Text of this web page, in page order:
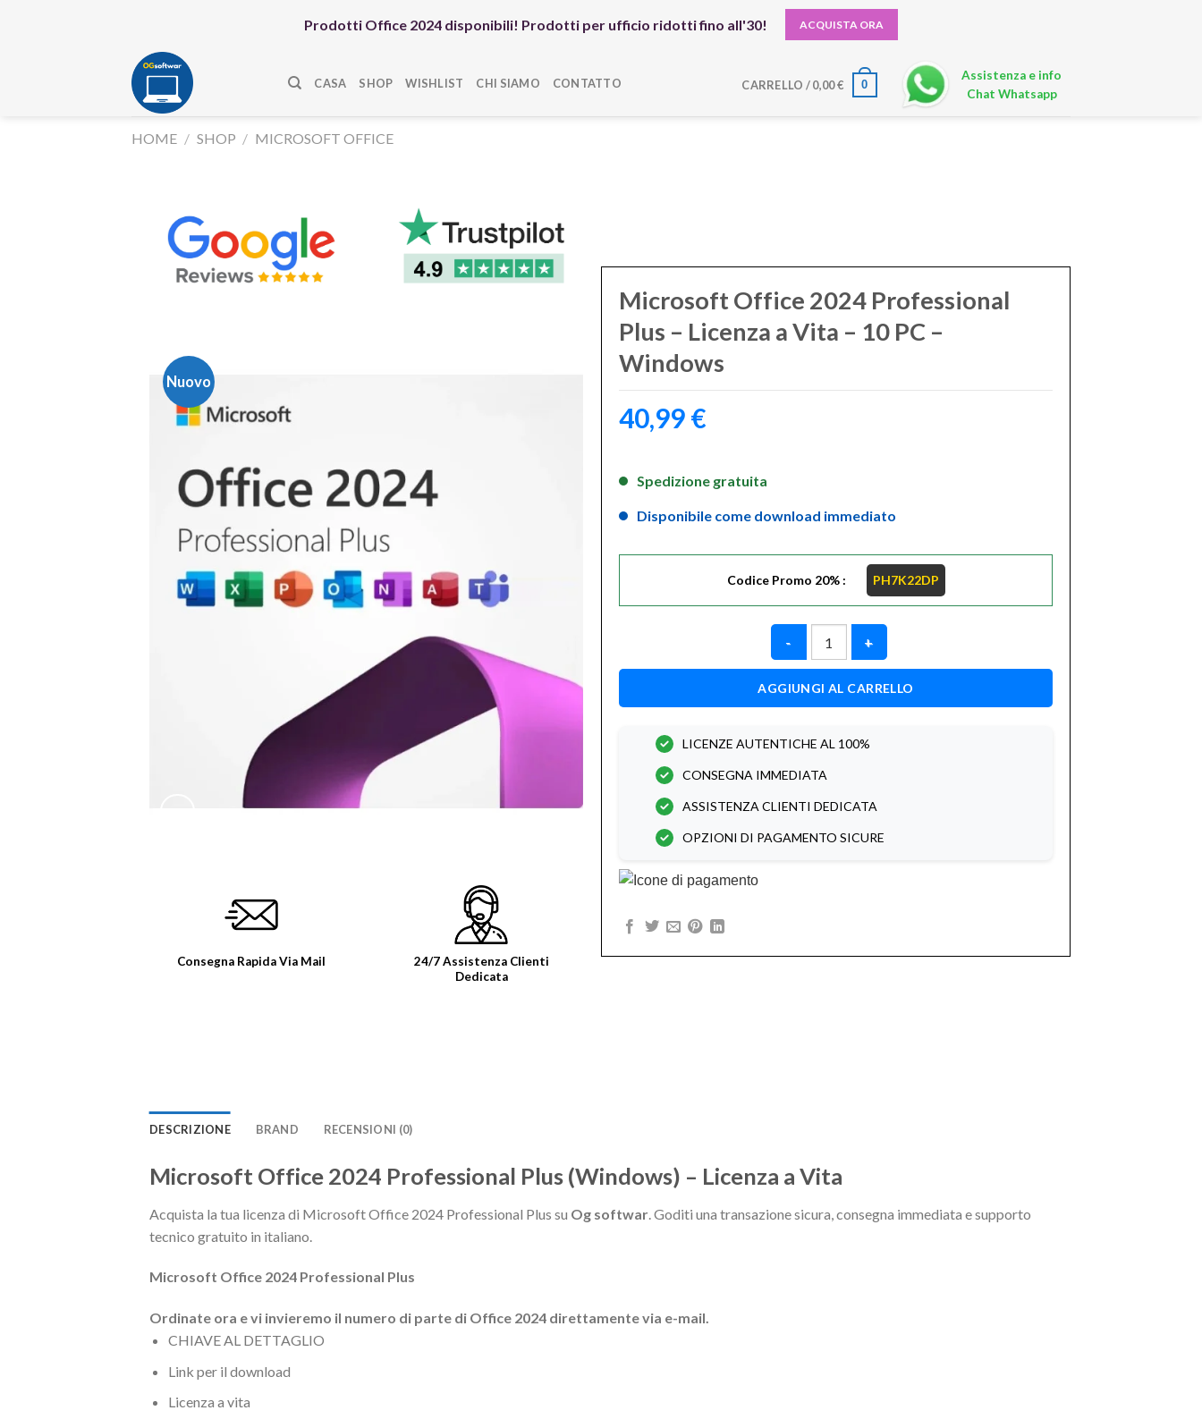
Prodotti Office 2024 disponibili! Prodotti per ufficio ridotti fino all'30! ACQUISTA ORA
CASA SHOP WISHLIST CHI SIAMO CONTATTO CARRELLO /0,00€ 0
Assistenza e info
Chat Whatsapp
HOME / SHOP / MICROSOFT OFFICE
Nuovo
Consegna Rapida Via Mail
24/7 Assistenza Clienti
Dedicata
Microsoft Office 2024 Professional
Plus – Licenza a Vita – 10 PC –
Windows
40,99€
Spedizione gratuita
Disponibile come download immediato
Codice Promo 20% : PH7K22DP
Microsoft Office 2024 Professional Plus – Licenza a Vita – 10
AGGIUNGI AL CARRELLO
LICENZE AUTENTICHE AL 100%
CONSEGNA IMMEDIATA
ASSISTENZA CLIENTI DEDICATA
OPZIONI DI PAGAMENTO SICURE
DESCRIZIONE BRAND RECENSIONI (0)
Microsoft Office 2024 Professional Plus (Windows) – Licenza a Vita
Acquista la tua licenza di Microsoft Office 2024 Professional Plus su Og softwar . Goditi una transazione sicura, consegna immediata e supporto
tecnico gratuito in italiano.
Microsoft Office 2024 Professional Plus
Ordinate ora e vi invieremo il numero di parte di Office 2024 direttamente via e-mail.
CHIAVE AL DETTAGLIO
Link per il download
Licenza a vita